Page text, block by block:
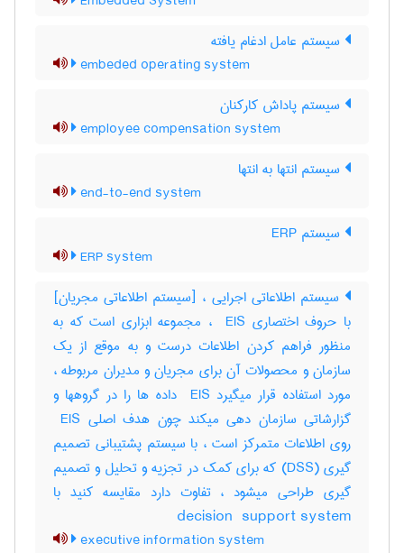
سیستم عامل ادغام یافته
embeded operating system
سیستم پاداش کارکنان
employee compensation system
سیستم انتها به انتها
end-to-end system
سیستم ERP
ERP system
سیستم اطلاعاتی اجرایی ، [سیستم اطلاعاتی مجریان]
با حروف اختصاری ‎ EIS ، مجموعه ابزاری است که به
منظور فراهم کردن اطلاعات درست و به موقع از یک
سازمان و محصولات آن برای مجریان و مدیران مربوطه ،
مورد استفاده قرار میگیرد ‎ EIS داده ها را در گروهها و
گزارشاتی سازمان دهی میکند چون هدف اصلی ‎ EIS
روی اطلاعات متمرکز است ، با سیستم پشتیبانی تصمیم
گیری (‎DSS) که برای کمک در تجزیه و تحلیل و تصمیم
گیری طراحی میشود ، تفاوت دارد مقایسه کنید با
‎decision ‎ support system
executive information system